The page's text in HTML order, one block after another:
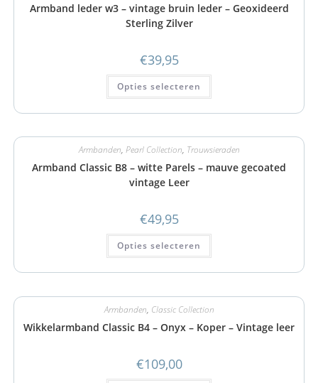
Armband leder w3 – vintage bruin leder – Geoxideerd
Sterling Zilver
€39,95
Opties selecteren
Armbanden, Pearl Collection, Trouwsieraden
Armband Classic B8 – witte Parels – mauve gecoated
vintage Leer
€49,95
Opties selecteren
Armbanden, Classic Collection
Wikkelarmband Classic B4 – Onyx – Koper – Vintage leer
€109,00